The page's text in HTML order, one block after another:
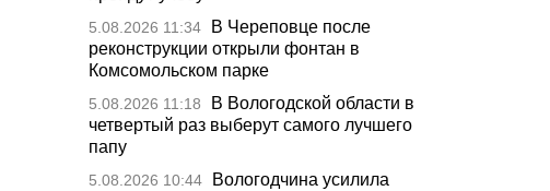
5.08.2026 11:34
В Череповце после
реконструкции открыли фонтан в
Комсомольском парке
5.08.2026 11:18
В Вологодской области в
четвертый раз выберут самого лучшего
папу
5.08.2026 10:44
Вологодчина усилила